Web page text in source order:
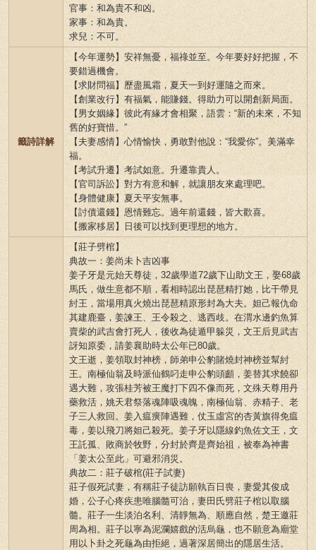
官事：和為貴不和凶。
家事：和為貴。
求兒：不可。
籤詩詳解
【今年運勢】安祥無憂，福祿並至。今年要好好把握，不
要錯過機會。
【求財問福】歷盡風霜，夏天一到好運隨之而來。
【創業改行】有福氣，能賺錢。得助力可以開創新局面。
【男女姻緣】彼此有緣才會相聚，語雲：“新的未來，不知
舊的好寶惜。”
【夫妻感情】心情愉快，勇敢對他說：“我愛你”。美滿幸
福。
【考試升遷】考試如意。升遷靠貴人。
【官司訴訟】對方有意和解，就讓朋友來處理吧。
【身體健康】夏天平安無事。
【討債還錢】恩情難忘。過年前還錢，皆大歡喜。
【搬家移居】日後可以找到更理想的地方。
【莊子劈棺】
典故一：姜尚未卜吉凶事
姜子牙是元始天尊徒，32歲學道72歲下山助文王，娶68歲
馬氏，做生意都不順，看相時認出琵琶精打她，比干帶見
紂王，當場用真火燒出琵琶精原形封為大夫。妲己報仇命
其建鹿臺，姜諫王、王令殺之、逃西歧。在渭水邊釣魚算
賣柴的武吉會打死人，後收為徒遁甲躲災，文王后見武吉
訝知原委，請姜襄助時太公年已80歲。
文王逝，姜領取封神榜，師弟申公豹賭燒封神榜並幫紂
王。南極仙翁及時派仙鶴叼走申公豹頭顱，姜替其求饒卻
遇大難，攻張桂芳被王魔打下四不像而死，文殊天尊用丹
藥救活，姚天君祭落魂陣吸魂魄，南極仙翁、赤精子、老
子三人救回。姜入瘟癀陣遇難，仗玉虛宮的杏黃旗得免瘟
毒，姜以飛刀將妲己殺死。姜子牙以隱線釣魚佐文王，文
王託孤、敗商於牧野，分封於齊是齊始祖，被奉為神書
「姜太公至此」可避邪消災。
典故二：莊子破棺(莊子試妻)
莊子假死試妻，有稱莊子徒訪願執百日喪，妻愛其俊成
婚，公子心疼疾患唯腦髓可治，妻田氏劈莊子棺以取腦
髓。莊子一生淡泊名利、清靜無為、順應自然，楚王邀莊
周為相。莊子以寧為泥瀾嬉戲的活烏龜，也不願意為廟堂
用以卜卦之死龜為由拒絕，過著深居簡出的隱居生活。